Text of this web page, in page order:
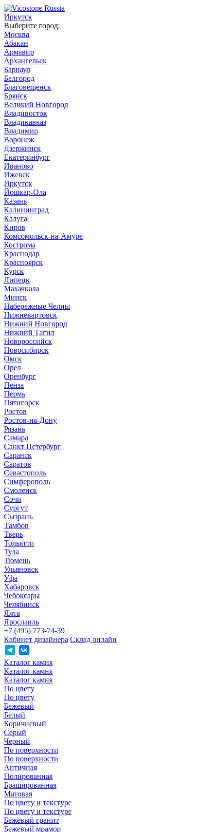
Иркутск
Выберите город:
Москва
Абакан
Армавир
Архангельск
Барнаул
Белгород
Благовещенск
Брянск
Великий Новгород
Владивосток
Владикавказ
Владимир
Воронеж
Дзержинск
Екатеринбург
Иваново
Ижевск
Иркутск
Йошкар-Ола
Казань
Калининград
Калуга
Киров
Комсомольск-на-Амуре
Кострома
Краснодар
Красноярск
Курск
Липецк
Махачкала
Минск
Набережные Челны
Нижневартовск
Нижний Новгород
Нижний Тагил
Новороссийск
Новосибирск
Омск
Орел
Оренбург
Пенза
Пермь
Пятигорск
Ростов
Ростов-на-Дону
Рязань
Самара
Санкт Петербург
Саранск
Саратов
Севастополь
Симферополь
Смоленск
Сочи
Сургут
Сызрань
Тамбов
Тверь
Тольятти
Тула
Тюмень
Ульяновск
Уфа
Хабаровск
Чебоксары
Челябинск
Ялта
Ярославль
+7 (495) 773-74-39
Кабинет дизайнера Склад онлайн
Каталог камня
Каталог камня
Каталог камня
По цвету
По цвету
Бежевый
Белый
Коричневый
Серый
Черный
По поверхности
По поверхности
Античная
Полированная
Брашированная
Матовая
По цвету и текстуре
По цвету и текстуре
Бежевый гранит
Бежевый мрамор